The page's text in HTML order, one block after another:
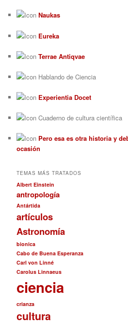
Naukas
Eureka
Terrae Antiqvae
Hablando de Ciencia
Experientia Docet
Cuaderno de cultura científica
Pero esa es otra historia y
ocasión
TEMAS MÁS TRATADOS
Albert Einstein
antropología
Antártida
artículos
Astronomía
bionica
Cabo de Buena Esperanza
Carl von Linné
Carolus Linnaeus
ciencia
crianza
cultura